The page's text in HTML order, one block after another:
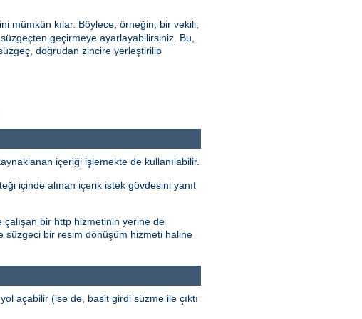
mümkün kılar. Böylece, örneğin, bir vekili,
geçirmeye ayarlayabilirsiniz. Bu,
doğrudan zincire yerleştirilip
içeriği işlemekte de kullanılabilir.
içinde alınan içerik istek gövdesini yanıt
çalışan bir http hizmetinin yerine de
süzgeci bir resim dönüşüm hizmeti haline
açabilir (ise de, basit girdi süzme ile çıktı